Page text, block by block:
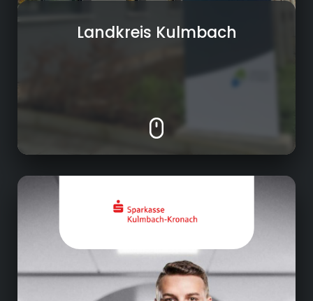
Landkreis Kulmbach
Individuelle Kundenberatung zu
Kontoführung, Payment, Kapitalanlagen wie z.
B. Wertpapieren, Krediten und
Versicherungen